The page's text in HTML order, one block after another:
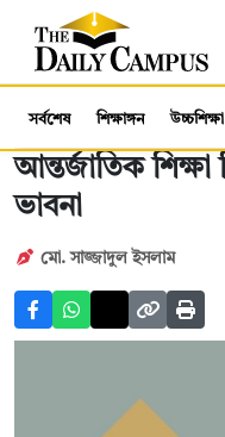
সর্বশেষ শিক্ষাঙ্গন উচ্চশিক্ষা
আন্তর্জাতিক
ভাবনা
মো. সাজ্জাদুল ইসলাম